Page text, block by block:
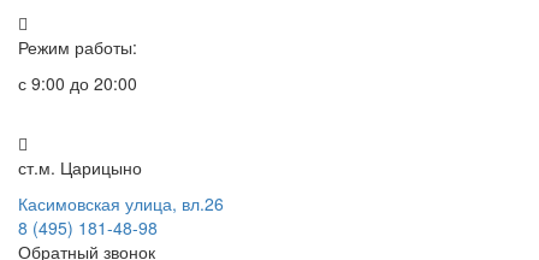
Режим работы:
с 9:00 до 20:00
ст.м. Царицыно
Касимовская улица, вл.26
8 (495) 181-48-98
Обратный звонок